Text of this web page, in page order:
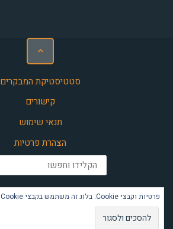
סטטיסטיקת המבקרים
קישורים
תנאי שימוש
הצהרת פרטיות
פרטיות וקבצי Cookie: בלוג זה משתמש בקבצי Cookie